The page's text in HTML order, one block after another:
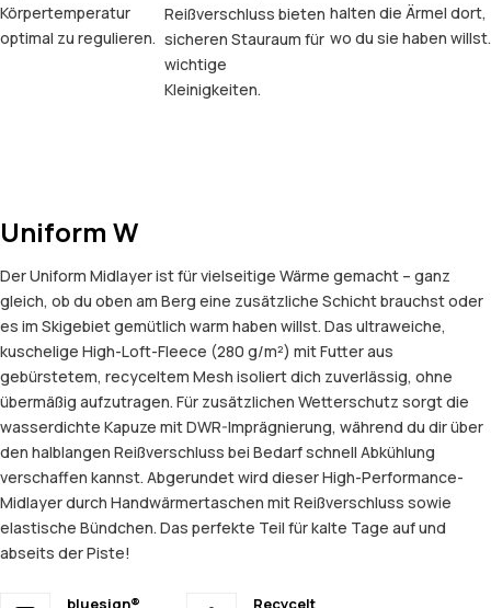
Körpertemperatur
optimal zu regulieren.
Reißverschluss bieten
sicheren Stauraum für
wichtige
Kleinigkeiten.
halten die Ärmel dort,
wo du sie haben willst.
Uniform W
Der Uniform Midlayer ist für vielseitige Wärme gemacht – ganz
gleich, ob du oben am Berg eine zusätzliche Schicht brauchst oder
es im Skigebiet gemütlich warm haben willst. Das ultraweiche,
kuschelige High-Loft-Fleece (280 g/m²) mit Futter aus
gebürstetem, recyceltem Mesh isoliert dich zuverlässig, ohne
übermäßig aufzutragen. Für zusätzlichen Wetterschutz sorgt die
wasserdichte Kapuze mit DWR-Imprägnierung, während du dir über
den halblangen Reißverschluss bei Bedarf schnell Abkühlung
verschaffen kannst. Abgerundet wird dieser High-Performance-
Midlayer durch Handwärmertaschen mit Reißverschluss sowie
elastische Bündchen. Das perfekte Teil für kalte Tage auf und
abseits der Piste!
bluesign® Recycelt